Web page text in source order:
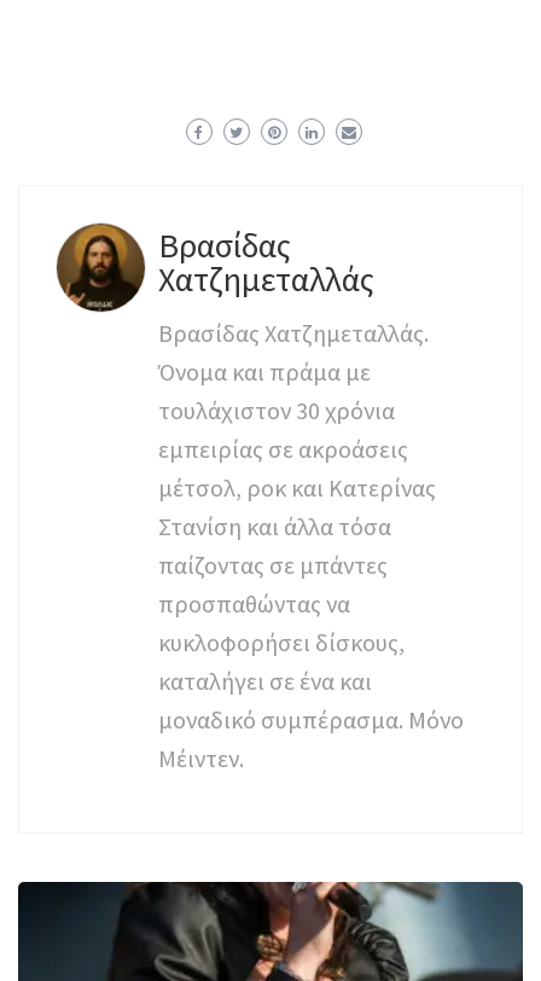
Βρασίδας
Χατζημεταλλάς
Βρασίδας Χατζημεταλλάς.
Όνομα και πράμα με
τουλάχιστον 30 χρόνια
εμπειρίας σε ακροάσεις
μέτσολ, ροκ και Κατερίνας
Στανίση και άλλα τόσα
παίζοντας σε μπάντες
προσπαθώντας να
κυκλοφορήσει δίσκους,
καταλήγει σε ένα και
μοναδικό συμπέρασμα. Μόνο
Μέιντεν.